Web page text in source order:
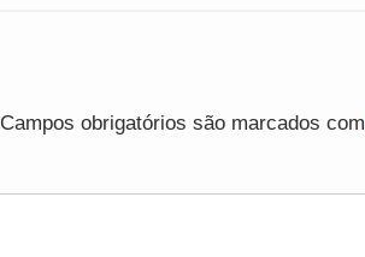
Campos obrigatórios são marcados com